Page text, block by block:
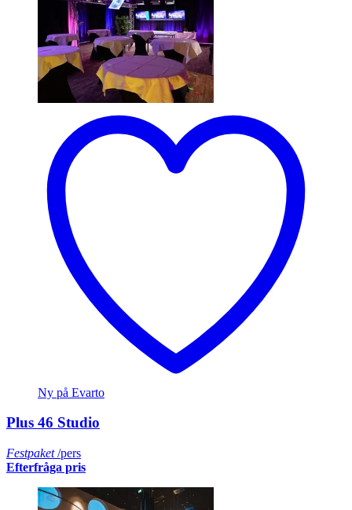
Ny på Evarto
Plus 46 Studio
Festpaket/pers
Efterfråga pris